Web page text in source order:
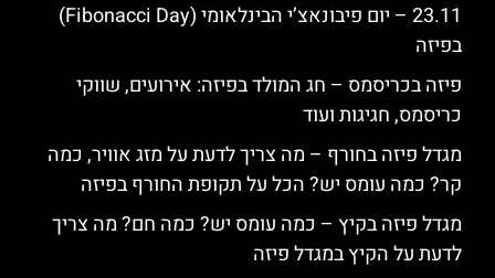
23.11 – יום פיבונאצ’י הבינלאומי (Fibonacci Day)
בפיזה
פיזה בכריסמס – חג המולד בפיזה: אירועים, שווקי
כריסמס, חגיגות ועוד
מגדל פיזה בחורף – מה צריך לדעת על מזג אוויר, כמה
קר? כמה עומס יש? הכל על תקופת החורף בפיזה
מגדל פיזה בקיץ – כמה עומס יש? כמה חם? מה צריך
לדעת על הקיץ במגדל פיזה